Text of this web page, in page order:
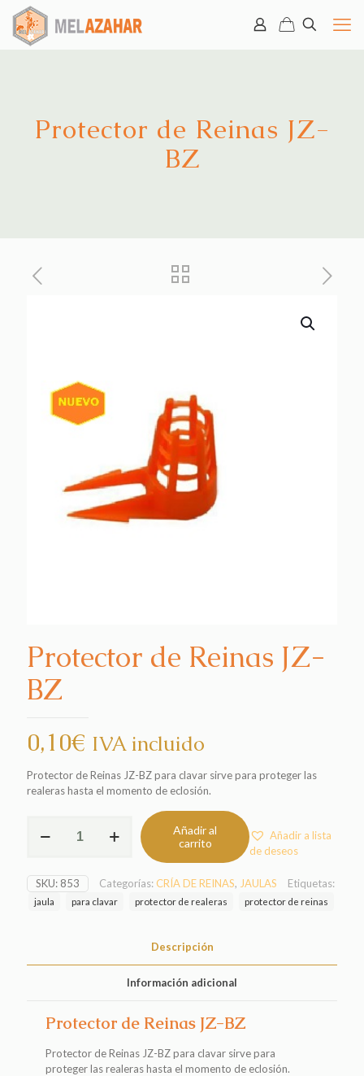
Protector de Reinas JZ-
BZ
Protector de Reinas JZ-
BZ
0,10€ IVA incluido
Protector de Reinas JZ-BZ para clavar sirve para proteger las
realeras hasta el momento de eclosión.
BZ
cantidad
Añadir al
carrito
Añadir a lista
de deseos
SKU: 853 Categorías: CRÍA DE REINAS, JAULAS Etiquetas:
jaula para clavar protector de realeras protector de reinas
Descripción
Información adicional
Protector de Reinas JZ-BZ
Protector de Reinas JZ-BZ para clavar sirve para
proteger las realeras hasta el momento de eclosión.